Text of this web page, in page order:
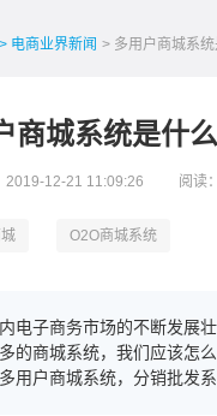
> 电商业界新闻 > 多用户商城系
商城系统是什
2019-12-21 11:09:26 阅读
O2O商城系统
电子商务市场的不断发展
的商城系统，我们应该怎
用户商城系统，分销批发